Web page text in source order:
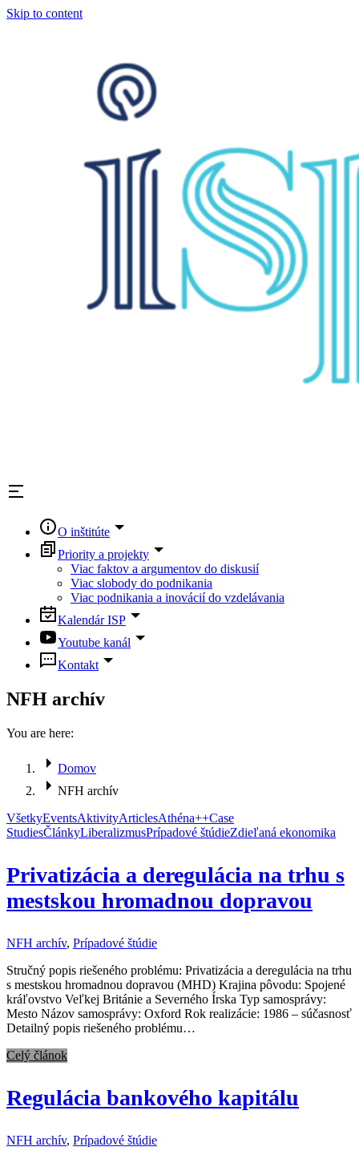
Skip to content
O inštitúte
Priority a projekty
Viac faktov a argumentov do diskusií
Viac slobody do podnikania
Viac podnikania a inovácií do vzdelávania
Kalendár ISP
Youtube kanál
Kontakt
NFH archív
You are here:
Domov
NFH archív
VšetkyEventsAktivityArticlesAthéna++Case
StudiesČlánkyLiberalizmusPrípadové štúdieZdieľaná ekonomika
Privatizácia a deregulácia na trhu s
mestskou hromadnou dopravou
NFH archív, Prípadové štúdie
Stručný popis riešeného problému: Privatizácia a deregulácia na trhu
s mestskou hromadnou dopravou (MHD) Krajina pôvodu: Spojené
kráľovstvo Veľkej Británie a Severného Írska Typ samosprávy:
Mesto Názov samosprávy: Oxford Rok realizácie: 1986 – súčasnosť
Detailný popis riešeného problému…
Celý článok
Regulácia bankového kapitálu
NFH archív, Prípadové štúdie